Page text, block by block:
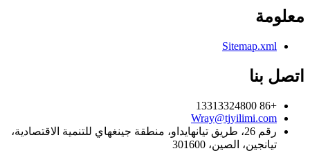
معلومة
Sitemap.xml
اتصل بنا
+86 13313324800
Wray@tjyilimi.com
رقم 26، طريق تيانهايداو، منطقة جينغهاي للتنمية الاقتصادية،
تيانجين، الصين، 301600